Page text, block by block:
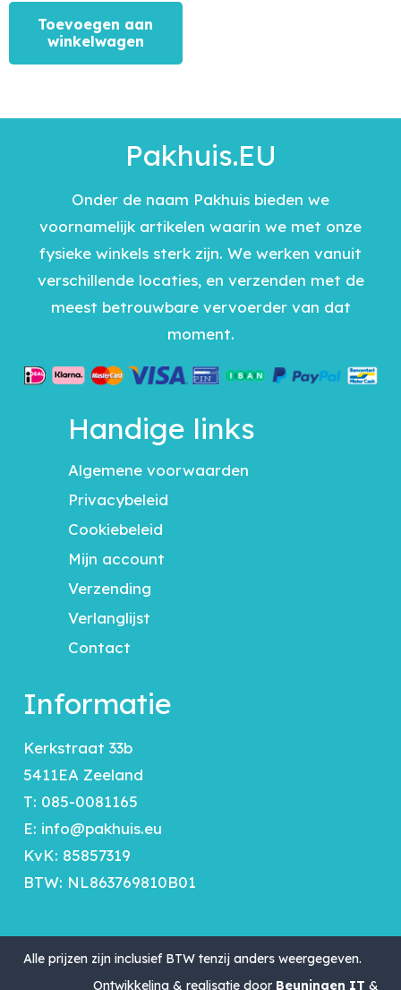
Toevoegen aan
winkelwagen
Pakhuis.EU
Onder de naam Pakhuis bieden we
voornamelijk artikelen waarin we met onze
fysieke winkels sterk zijn. We werken vanuit
verschillende locaties, en verzenden met de
meest betrouwbare vervoerder van dat
moment.
Handige links
Algemene voorwaarden
Privacybeleid
Cookiebeleid
Mijn account
Verzending
Verlanglijst
Contact
Informatie
Kerkstraat 33b
5411EA Zeeland
T: 085-0081165
E: info@pakhuis.eu
KvK: 85857319
BTW: NL863769810B01
Alle prijzen zijn inclusief BTW tenzij anders weergegeven.
Ontwikkeling & realisatie door Beuningen IT &